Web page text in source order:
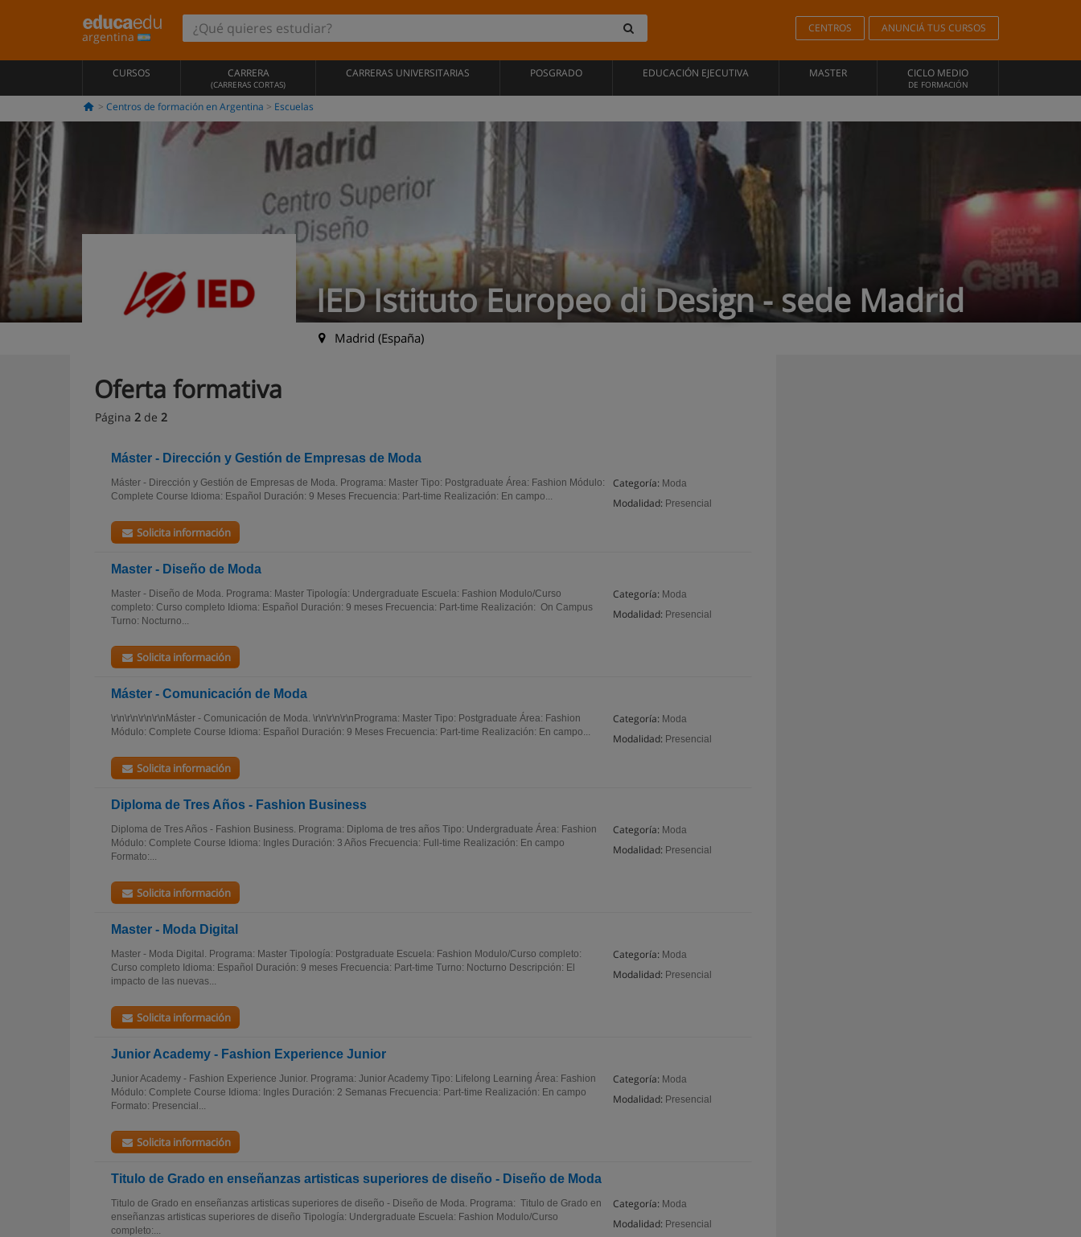
argentina
CENTROS ANUNCIÁ TUS CURSOS
CURSOS CARRERA
(CARRERAS CORTAS)
CARRERAS UNIVERSITARIAS POSGRADO EDUCACIÓN EJECUTIVA MASTER CICLO MEDIO
DE FORMACIÓN
Centros de formación en Argentina Escuelas
IED Istituto Europeo di Design - sede Madrid
Madrid (España)
Oferta formativa
Página 2 de 2
Máster - Dirección y Gestión de Empresas de Moda
Categoría: Moda
Modalidad: Presencial
Máster - Dirección y Gestión de Empresas de Moda. Programa: Master Tipo: Postgraduate Área: Fashion Módulo:
Complete Course Idioma: Español Duración: 9 Meses Frecuencia: Part-time Realización: En campo...
Solicita información
Master - Diseño de Moda
Categoría: Moda
Modalidad: Presencial
Master - Diseño de Moda. Programa: Master Tipología: Undergraduate Escuela: Fashion Modulo/Curso
completo: Curso completo Idioma: Español Duración: 9 meses Frecuencia: Part-time Realización: On Campus
Turno: Nocturno...
Solicita información
Máster - Comunicación de Moda
Categoría: Moda
Modalidad: Presencial
\r\n\r\n\r\n\r\nMáster - Comunicación de Moda. \r\n\r\n\r\nPrograma: Master Tipo: Postgraduate Área: Fashion
Módulo: Complete Course Idioma: Español Duración: 9 Meses Frecuencia: Part-time Realización: En campo...
Solicita información
Diploma de Tres Años - Fashion Business
Categoría: Moda
Modalidad: Presencial
Diploma de Tres Años - Fashion Business. Programa: Diploma de tres años Tipo: Undergraduate Área: Fashion
Módulo: Complete Course Idioma: Ingles Duración: 3 Años Frecuencia: Full-time Realización: En campo
Formato:...
Solicita información
Master - Moda Digital
Categoría: Moda
Modalidad: Presencial
Master - Moda Digital. Programa: Master Tipología: Postgraduate Escuela: Fashion Modulo/Curso completo:
Curso completo Idioma: Español Duración: 9 meses Frecuencia: Part-time Turno: Nocturno Descripción: El
impacto de las nuevas...
Solicita información
Junior Academy - Fashion Experience Junior
Categoría: Moda
Modalidad: Presencial
Junior Academy - Fashion Experience Junior. Programa: Junior Academy Tipo: Lifelong Learning Área: Fashion
Módulo: Complete Course Idioma: Ingles Duración: 2 Semanas Frecuencia: Part-time Realización: En campo
Formato: Presencial...
Solicita información
Titulo de Grado en enseñanzas artisticas superiores de diseño - Diseño de Moda
Categoría: Moda
Modalidad: Presencial
Titulo de Grado en enseñanzas artisticas superiores de diseño - Diseño de Moda. Programa: Titulo de Grado en
enseñanzas artisticas superiores de diseño Tipología: Undergraduate Escuela: Fashion Modulo/Curso
completo:...